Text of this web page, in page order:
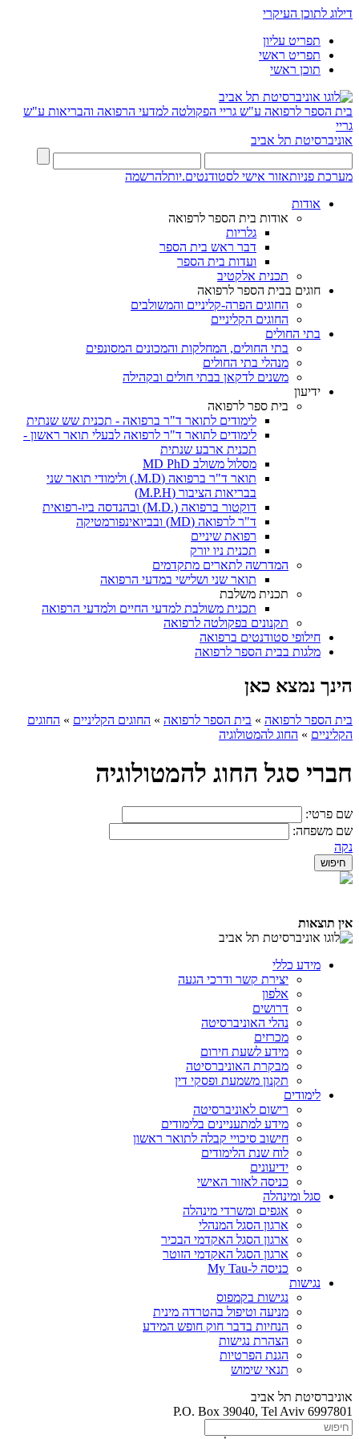
דילוג לתוכן העיקרי
תפריט עליון
תפריט ראשי
תוכן ראשי
בית הספר לרפואה ע"ש גריי הפקולטה למדעי הרפואה והבריאות ע"ש
גריי
אוניברסיטת תל אביב
מערכת פניותאזור אישי לסטודנטים.יותלהרשמה
אודות
אודות בית הספר לרפואה
גלריות
דבר ראש בית הספר
ועדות בית הספר
תכנית אלקטיב
חוגים בבית הספר לרפואה
החוגים הפרה-קליניים והמשולבים
החוגים הקליניים
בתי החולים
בתי החולים, המחלקות והמכונים המסונפים
מנהלי בתי החולים
משנים לדקאן בבתי חולים ובקהילה
ידיעון
בית ספר לרפואה
לימודים לתואר ד"ר ברפואה - תכנית שש שנתית
לימודים לתואר ד"ר לרפואה לבעלי תואר ראשון -
תכנית ארבע שנתית
מסלול משולב MD PhD
תואר ד"ר ברפואה (M.D.) ולימודי תואר שני
בבריאות הציבור (M.P.H)
דוקטור ברפואה (.M.D) ובהנדסה ביו-רפואית
ד"ר לרפואה (MD) ובביואינפורמטיקה
רפואת שיניים
תכנית ניו יורק
המדרשה לתארים מתקדמים
תואר שני ושלישי במדעי הרפואה
תכנית משלבת
תכנית משולבת למדעי החיים ולמדעי הרפואה
תקנונים בפקולטה לרפואה
חילופי סטודנטים ברפואה
מלגות בבית הספר לרפואה
הינך נמצא כאן
בית הספר לרפואה » בית הספר לרפואה » החוגים הקליניים » החוגים
הקליניים » החוג להמטולוגיה
חברי סגל החוג להמטולוגיה
שם פרטי:
שם משפחה:
נקה
אין תוצאות
מידע כללי
יצירת קשר ודרכי הגעה
אלפון
דרושים
נהלי האוניברסיטה
מכרזים
מידע לשעת חירום
מבקרת האוניברסיטה
תקנון משמעת ופסקי דין
לימודים
רישום לאוניברסיטה
מידע למתעניינים בלימודים
חישוב סיכויי קבלה לתואר ראשון
לוח שנת הלימודים
ידיעונים
כניסה לאזור האישי
סגל ומינהלה
אגפים ומשרדי מינהלה
ארגון הסגל המנהלי
ארגון הסגל האקדמי הבכיר
ארגון הסגל האקדמי הזוטר
כניסה ל-My Tau
נגישות
נגישות בקמפוס
מניעה וטיפול בהטרדה מינית
הנחיות בדבר חוק חופש המידע
הצהרת נגישות
הגנת הפרטיות
תנאי שימוש
אוניברסיטת תל אביב
P.O. Box 39040, Tel Aviv 6997801